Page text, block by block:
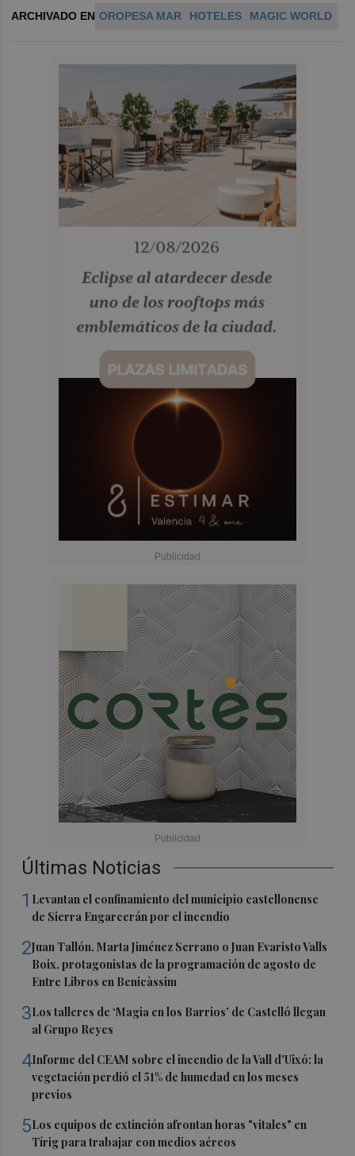
Últimas Noticias
1 Levantan el confinamiento del municipio castellonense
de Sierra Engarcerán por el incendio
2Juan Tallón, Marta Jiménez Serrano o Juan Evaristo Valls
Boix, protagonistas de la programación de agosto de
Entre Libros en Benicàssim
3Los talleres de ‘Magia en los Barrios’ de Castelló llegan
al Grupo Reyes
4Informe del CEAM sobre el incendio de la Vall d'Uixó: la
vegetación perdió el 51% de humedad en los meses
previos
5Los equipos de extinción afrontan horas "vitales" en
Tírig para trabajar con medios aéreos
ARCHIVADO EN OROPESA MAR HOTELES MAGIC WORLD